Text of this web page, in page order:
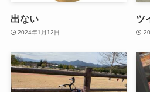
出ない
2024年1月12日
ツ